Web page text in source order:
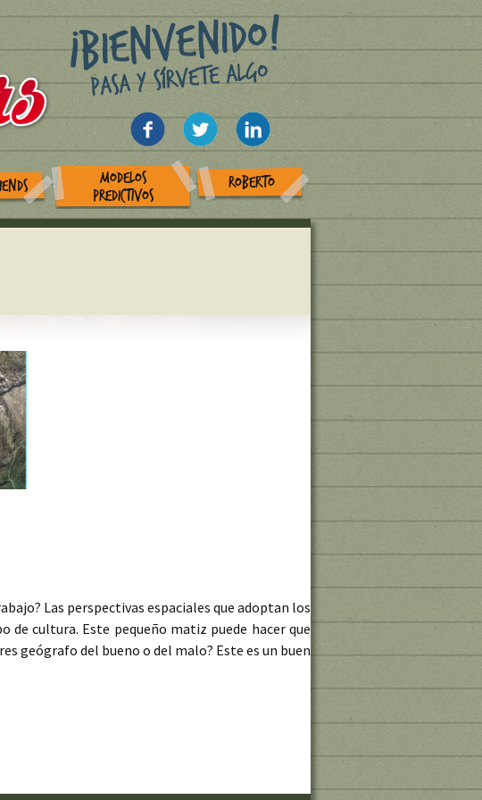
MODELOS
PREDICTIVOS
ROBERTO
Las perspectivas espaciales que adoptan los
cultura. Este pequeño matiz puede hacer que
geógrafo del bueno o del malo? Este es un buen